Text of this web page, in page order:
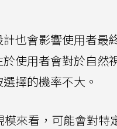
也會影響使用者最
使用者會對於自然
擇的機率不大。
來看，可能會對特